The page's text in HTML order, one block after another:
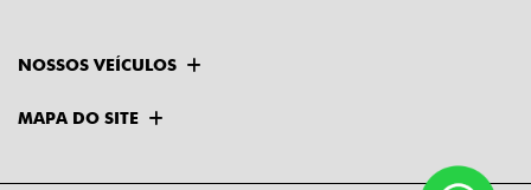
NOSSOS VEÍCULOS
MAPA DO SITE